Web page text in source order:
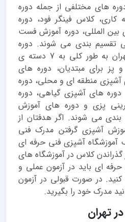
های مختلفی از جمله دوره
کلاس فینگر فود، دوره
المللی، دوره آموزش فست
تقسیم بندی می شوند. دوره
های آموزش آشپزی در تهران به طور کلی به 7 دسته ی
برای مبتدیان، دوره های
آشپزی منطقه ای و محلی، دوره
های آشپزی گیاهی، دوره
پزی و دوره های آموزش
می شوند. اگر هدفتان از
آشپزی گرفتن مدرک فنی
آموزشگاه آشپزی فنی حرفه ای
گذراندن کلاس در آموزشگاه های
ای باید در آزمون عملی و
در صورت قبولی در آزمون
مدرک خود را بگیرید.
تهران